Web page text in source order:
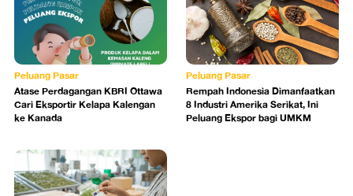
Peluang Pasar
Atase Perdagangan KBRI Ottawa
Cari Eksportir Kelapa Kalengan
ke Kanada
Peluang Pasar
Rempah Indonesia Dimanfaatkan
8 Industri Amerika Serikat, Ini
Peluang Ekspor bagi UMKM